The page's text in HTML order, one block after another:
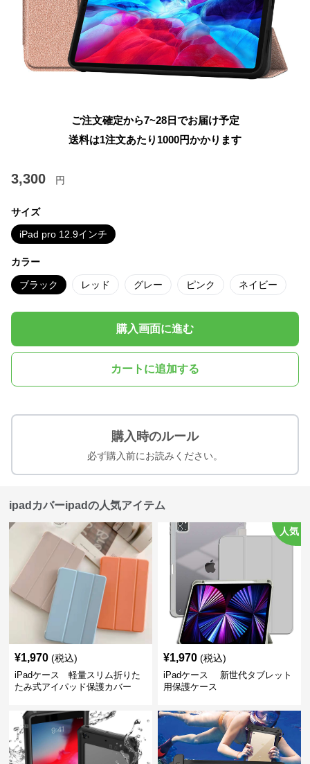
ご注文確定から7~28日でお届け予定
送料は1注文あたり 1000円かかります
3,300 円
サイズ
iPad pro 12.9インチ
カラー
ブラック レッド グレー ピンク ネイビー
購入画面に進む
カートに追加する
購入時のルール
必ず購入前にお読みください。
ipadカバーipadの人気アイテム
¥1,970 (税込)
iPadケース 軽量スリム折りた
たみ式アイパッド保護カバー
人気
¥1,970 (税込)
iPadケース 新世代タブレット
用保護ケース